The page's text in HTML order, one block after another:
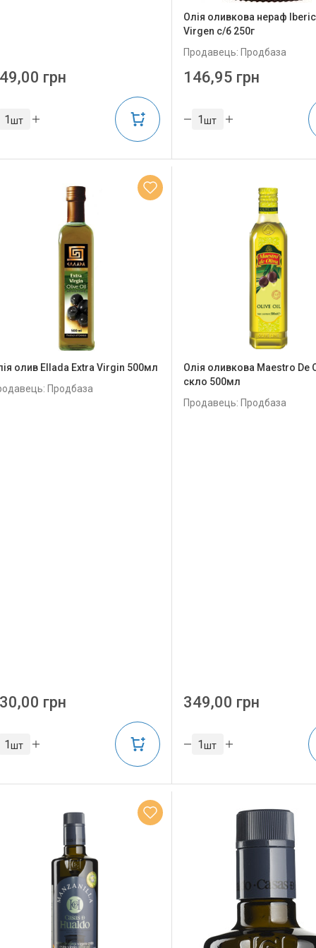
грн
шт
Олія оливкова нераф
Virgen с/б 250г
Продавець: Продбаза
146,95 грн
шт
олив Ellada Extra Virgin 500мл
Продбаза
грн
шт
Олія оливкова Maestro De
скло 500мл
Продавець: Продбаза
349,00 грн
шт